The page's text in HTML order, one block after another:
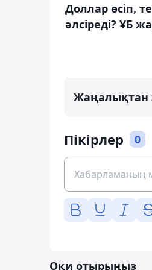
Доллар өсіп,
әлсіреді? ҰБ
Жаңалықтан
Пікірлер 0
Оқи отырыңыз